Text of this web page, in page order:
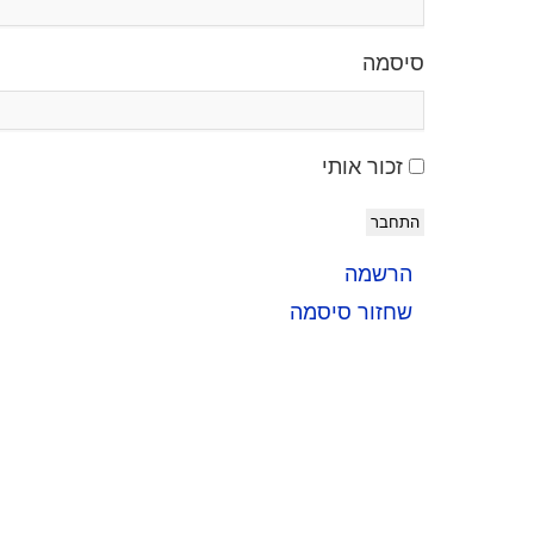
סיסמה
זכור אותי
התחבר
הרשמה
שחזור סיסמה